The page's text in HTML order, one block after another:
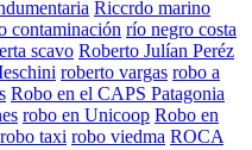
Riccrdo marino
contaminación río negro costa
scavo Roberto Julían Peréz
roberto vargas robo a
Robo en el CAPS Patagonia
robo en Unicoop Robo en
robo taxi robo viedma ROCA